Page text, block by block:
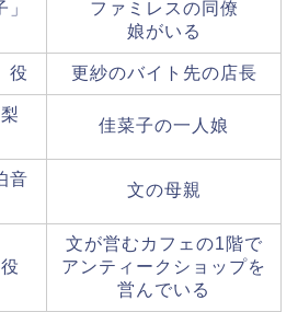
ファミレスの同僚
娘がいる
役 更紗のバイト先の店長
佳菜子の一人娘
音
文の母親
文が営むカフェの1階で
アンティークショップを
営んでいる